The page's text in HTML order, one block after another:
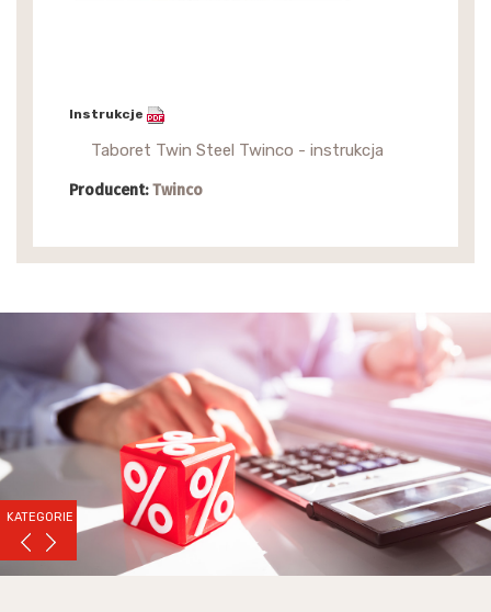
KATEGORIE
Instrukcje
Taboret Twin Steel Twinco - instrukcja
Producent:Twinco